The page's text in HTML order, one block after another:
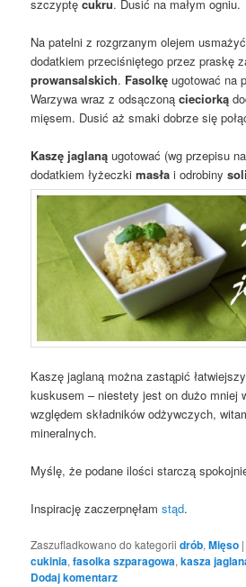
szczyptęcukru. Dusić na małym ogniu.
Na patelni z rozgrzanym olejem
dodatkiem przeciśniętego przez praskę
prowansalskich. Fasolkę ugotować na
Warzywa wraz z odsączonącieciorką
mięsem. Dusić aż smaki dobrze się
Kaszę jaglaną ugotować (wg przepisu
dodatkiem łyżeczkimasła i odrobinysoli
Kaszę jaglaną można zastąpić
kuskusem – niestety jest on dużo mniej
względem składników odżywczych,
mineralnych.
Myślę, że podane ilości starczą
Inspirację zaczerpnęłamstąd.
Zaszufladkowano do kategorii drób,Mięso
cukinia,fasolka szparagowa,kasza
Dodaj komentarz